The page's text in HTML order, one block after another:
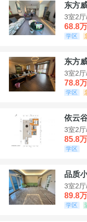
东方
3室2
68.8万
学区
东方
3室2
78.8万
学区
依云
3室2
85.8万
学区
品质
3室2
89.8万
学区